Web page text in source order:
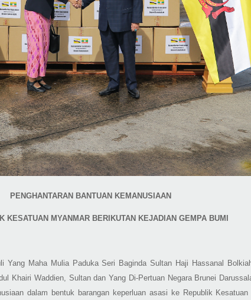
PENGHANTARAN BANTUAN KEMANUSIAAN
KESATUAN MYANMAR BERIKUTAN KEJADIAN GEMPA BUMI
Yang Maha Mulia Paduka Seri Baginda Sultan Haji Hassanal
Khairi Waddien, Sultan dan Yang Di-Pertuan Negara Brunei
dalam bentuk barangan keperluan asasi ke Republik